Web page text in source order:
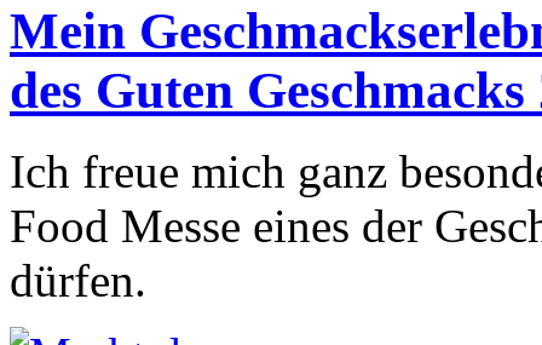
Mein
des Guten Geschmacks
Ich freue mich ganz
Food Messe eines der
dürfen.